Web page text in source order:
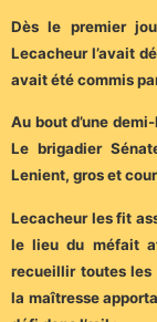
Dès le premier
Lecacheur l’avait
avait été commis
Au bout d’une
Le brigadier
Lenient, gros et
Lecacheur les fit
le lieu du méfait
recueillir toutes les
la maîtresse